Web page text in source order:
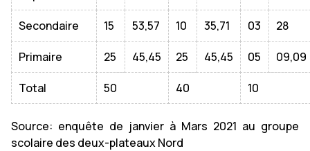
Secondaire 15 53,57 10 35,71 03 28
Primaire 25 45,45 25 45,45 05 09,09
Total 50 40 10
Source: enquête de janvier à Mars 2021 au groupe
scolaire des deux-plateaux Nord